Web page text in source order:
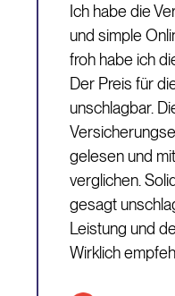
Ich habe die
und simple
froh habe ich
Der Preis für
unschlagbar.
gelesen und
verglichen.
gesagt
Leistung und
Wirklich